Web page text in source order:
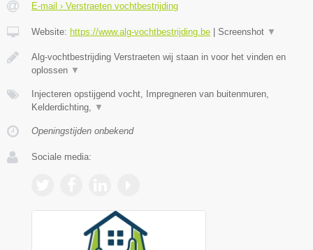
E-mail › Verstraeten vochtbestrijding
Website: https://www.alg-vochtbestrijding.be Screenshot ▼
Alg-vochtbestrijding Verstraeten wij staan in voor het vinden en
oplossen ▼
Injecteren opstijgend vocht, Impregneren van buitenmuren,
Kelderdichting, ▼
Openingstijden onbekend
Sociale media: